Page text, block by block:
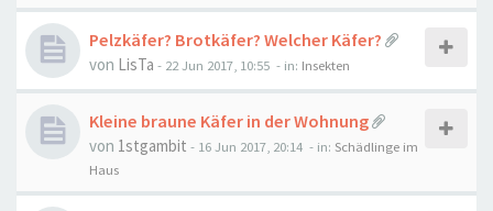
Pelzkäfer? Brotkäfer? Welcher Käfer?
von LisTa - 22 Jun 2017, 10:55 - in: Insekten
Kleine braune Käfer in der Wohnung
von 1stgambit - 16 Jun 2017, 20:14 - in: Schädlinge im
Haus